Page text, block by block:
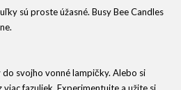
sú proste úžasné. Busy Bee Candles
svojho vonné lampičky. Alebo si